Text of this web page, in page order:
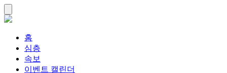
홈
심층
속보
이벤트 캘린더